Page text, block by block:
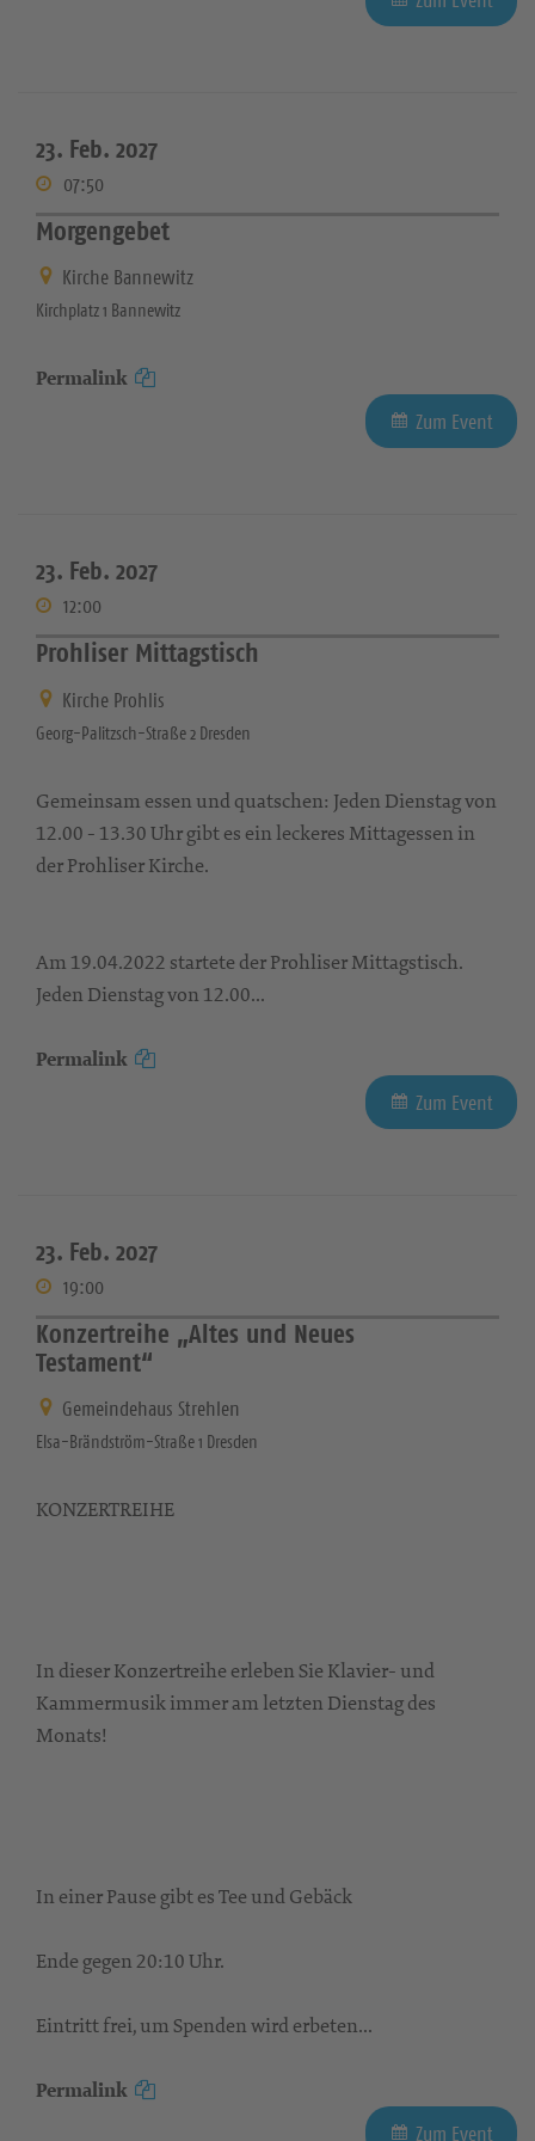
23. Feb. 2027
07:50
Morgengebet
Kirche Bannewitz
Kirchplatz 1 Bannewitz
Permalink
Zum Event
23. Feb. 2027
12:00
Prohliser Mittagstisch
Kirche Prohlis
Georg-Palitzsch-Straße 2 Dresden
Gemeinsam essen und quatschen: Jeden Dienstag von
12.00 - 13.30 Uhr gibt es ein leckeres Mittagessen in
der Prohliser Kirche.
Am 19.04.2022 startete der Prohliser Mittagstisch.
Jeden Dienstag von 12.00...
Permalink
Zum Event
23. Feb. 2027
19:00
Konzertreihe „Altes und Neues
Testament“
Gemeindehaus Strehlen
Elsa-Brändström-Straße 1 Dresden
KONZERTREIHE
In dieser Konzertreihe erleben Sie Klavier- und
Kammermusik immer am letzten Dienstag des
Monats!
In einer Pause gibt es Tee und Gebäck
Ende gegen 20:10 Uhr.
Eintritt frei, um Spenden wird erbeten...
Permalink
Zum Event